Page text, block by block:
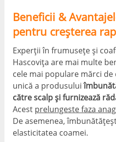
Beneficii &
pentru creșterea
Experții în frumusețe și
Hascovița are mai multe
cele mai populare mărci
unică a produsului
către scalp și furnizează
Acest prelungeste faza
De asemenea,
elasticitatea coamei.